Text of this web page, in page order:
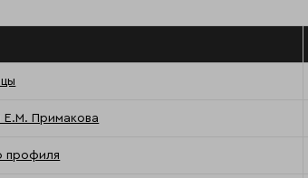
Е.М. Примакова
профиля